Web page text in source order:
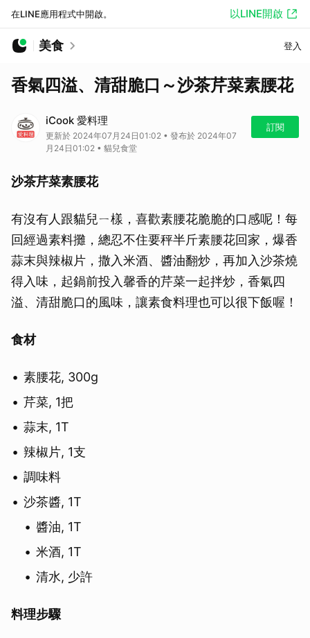
在LINE應用程式中開啟。 以LINE開啟
美食 登入
香氣四溢、清甜脆口～沙茶芹菜素腰花
iCook 愛料理
更新於 2024年07月24日01:02 • 發布於 2024年07
月24日01:02 • 貓兒食堂
訂閱
沙茶芹菜素腰花
有沒有人跟貓兒ㄧ樣，喜歡素腰花脆脆的口感呢！每
回經過素料攤，總忍不住要秤半斤素腰花回家，爆香
蒜末與辣椒片，撒入米酒、醬油翻炒，再加入沙茶燒
得入味，起鍋前投入馨香的芹菜一起拌炒，香氣四
溢、清甜脆口的風味，讓素食料理也可以很下飯喔！
食材
素腰花, 300g
芹菜, 1把
蒜末, 1T
辣椒片, 1支
調味料
沙茶醬, 1T
醬油, 1T
米酒, 1T
清水, 少許
料理步驟